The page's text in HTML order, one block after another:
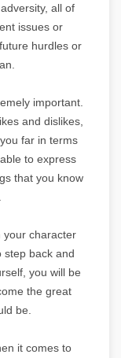
all of
issues or
hurdles or
important.
and dislikes,
far in terms
to express
that you know
your character
step back and
you will be
the great
be.
it comes to